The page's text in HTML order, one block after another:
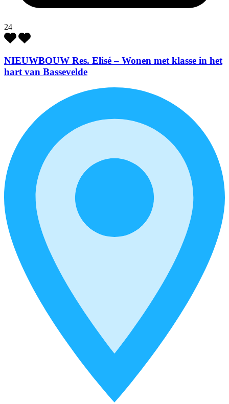
24
NIEUWBOUW Res. Elisé – Wonen met klasse in het
hart van Bassevelde